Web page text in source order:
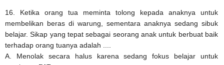
16. Ketika orang tua meminta tolong kepada anaknya untuk
membelikan beras di warung, sementara anaknya sedang sibuk
belajar. Sikap yang tepat sebagai seorang anak untuk berbuat baik
terhadap orang tuanya adalah ....
A. Menolak secara halus karena sedang fokus belajar untuk